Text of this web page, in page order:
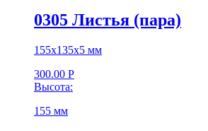
0305 Листья (пара)
155х135х5 мм
300.00 Р
Высота:
155 мм